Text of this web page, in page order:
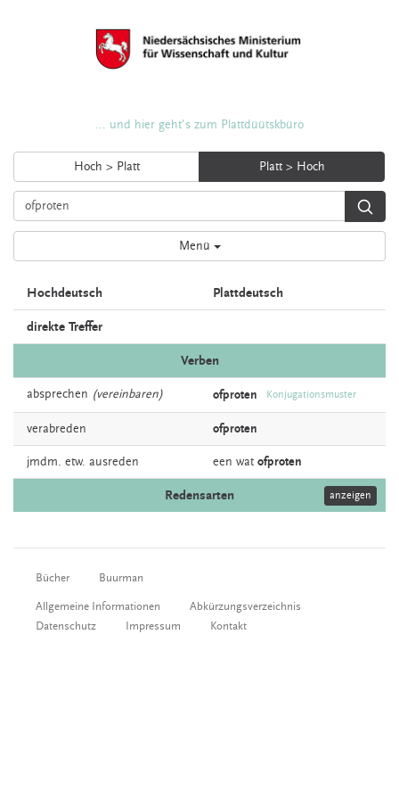
... und hier geht's zum Plattdüütskbüro
Hoch > Platt Platt > Hoch
Menü
Hochdeutsch Plattdeutsch
direkte Treffer
Verben
absprechen (vereinbaren) ofproten Konjugationsmuster
verabreden ofproten
jmdm. etw. ausreden een wat ofproten
Redensarten anzeigen
Bücher Buurman
Allgemeine Informationen
Abkürzungsverzeichnis
Datenschutz
Impressum Kontakt